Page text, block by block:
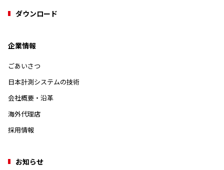
ダウンロード
企業情報
ごあいさつ
日本計測システムの技術
会社概要・沿革
海外代理店
採用情報
お知らせ